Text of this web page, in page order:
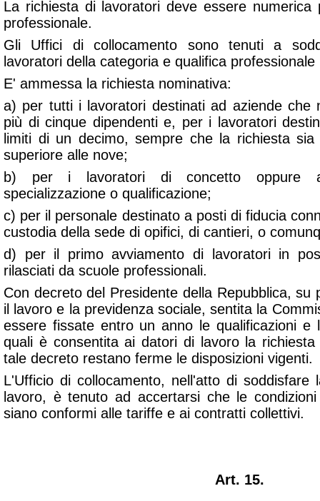
La richiesta di lavoratori deve essere numerica
professionale.
Gli Uffici di collocamento sono tenuti a
lavoratori della categoria e qualifica
E' ammessa la richiesta nominativa:
a) per tutti i lavoratori destinati ad aziende che
più di cinque dipendenti e, per i lavoratori
limiti di un decimo, sempre che la richiesta
superiore alle nove;
b) per i lavoratori di concetto oppure
specializzazione o qualificazione;
c) per il personale destinato a posti di fiducia
custodia della sede di opifici, di cantieri, o
d) per il primo avviamento di lavoratori in
rilasciati da scuole professionali.
Con decreto del Presidente della Repubblica, su
il lavoro e la previdenza sociale, sentita la
essere fissate entro un anno le qualificazioni e
quali è consentita ai datori di lavoro la
tale decreto restano ferme le disposizioni vigenti.
L'Ufficio di collocamento, nell'atto di soddisfare
lavoro, è tenuto ad accertarsi che le
siano conformi alle tariffe e ai contratti collettivi.
Art. 15.